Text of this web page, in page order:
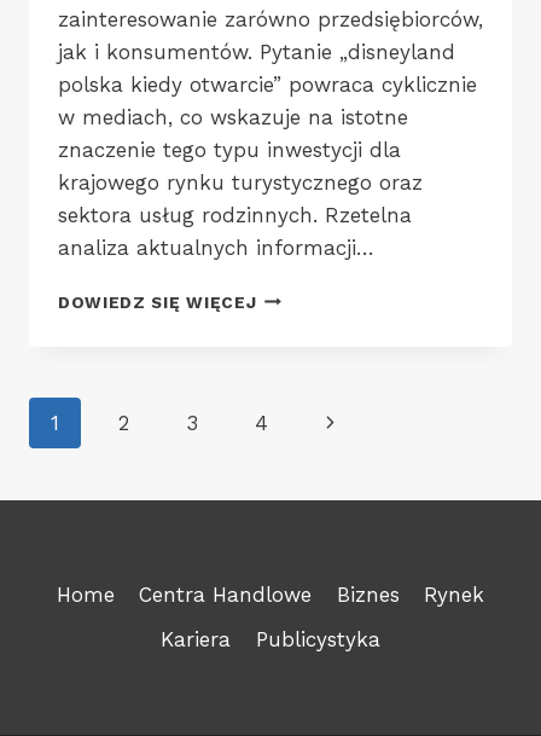
zainteresowanie zarówno przedsiębiorców,
jak i konsumentów. Pytanie „disneyland
polska kiedy otwarcie” powraca cyklicznie
w mediach, co wskazuje na istotne
znaczenie tego typu inwestycji dla
krajowego rynku turystycznego oraz
sektora usług rodzinnych. Rzetelna
analiza aktualnych informacji…
DOWIEDZ SIĘ WIĘCEJCZY
Nawigacja
1 2 3 4
Następna
Home Centra Handlowe Biznes
Rynek
Kariera
Publicystyka